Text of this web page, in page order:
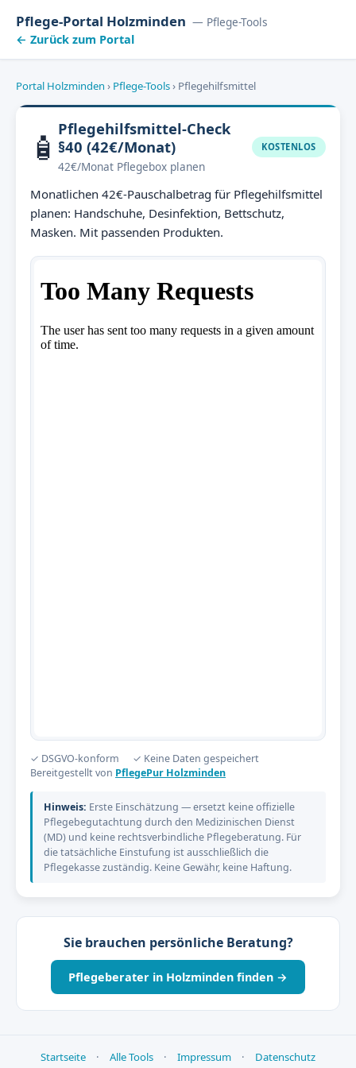
Pflege-Portal Holzminden — Pflege-Tools
← Zurück zum Portal
Portal Holzminden › Pflege-Tools› Pflegehilfsmittel
🧴 Pflegehilfsmittel-Check
§40 (42€/Monat)
42€/Monat Pflegebox planen
KOSTENLOS
Monatlichen 42€-Pauschalbetrag für Pflegehilfsmittel
planen: Handschuhe, Desinfektion, Bettschutz,
Masken. Mit passenden Produkten.
✓ DSGVO-konform
✓ Keine Daten gespeichert
Bereitgestellt von PflegePur Holzminden
Hinweis: Erste Einschätzung — ersetzt keine offizielle
Pflegebegutachtung durch den Medizinischen Dienst
(MD) und keine rechtsverbindliche Pflegeberatung. Für
die tatsächliche Einstufung ist ausschließlich die
Pflegekasse zuständig. Keine Gewähr, keine Haftung.
Sie brauchen persönliche Beratung?
Pflegeberater in Holzminden finden →
Startseite · Alle Tools · Impressum · Datenschutz